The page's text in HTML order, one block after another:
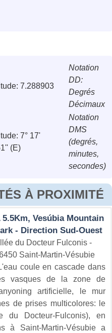
7.288903
Notation
DD:
Degrés
Décimaux
7° 17'
(E)
Notation
DMS
(degrés,
minutes,
secondes)
À PROXIMITÉ
5.5Km, Vesúbia Mountain
- Direction Sud-Ouest
du Docteur Fulconis -
Saint-Martin-Vésubie
coule en cascade dans
vasques de la zone de
artificielle, le mur
de prises multicolores: le
du Docteur-Fulconis), en
à Saint-Martin-Vésubie a